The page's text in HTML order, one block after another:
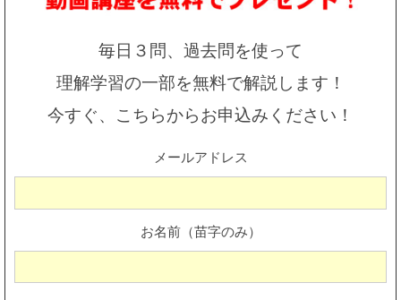
毎日３問、過去問を使って
理解学習の一部を無料で解説します！
今すぐ、こちらからお申込みください！
メールアドレス
お名前（苗字のみ）